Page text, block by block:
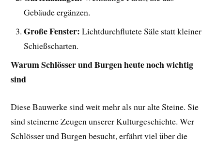
Gebäude ergänzen.
Große Fenster: Lichtdurchflutete Säle statt kleiner
Schießscharten.
Warum Schlösser und Burgen heute noch wichtig
sind
Diese Bauwerke sind weit mehr als nur alte Steine. Sie
sind steinerne Zeugen unserer Kulturgeschichte. Wer
Schlösser und Burgen besucht, erfährt viel über die